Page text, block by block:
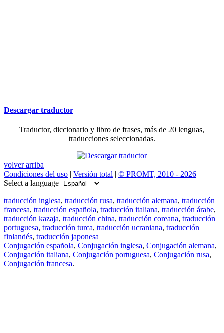
Descargar traductor
Traductor, diccionario y libro de frases, más de 20 lenguas,
traducciones seleccionadas.
volver arriba
Condiciones del uso | Versión total | © PROMT, 2010 - 2026
Select a language
traducción inglesa, traducción rusa, traducción alemana, traducción
francesa, traducción española, traducción italiana, traducción árabe,
traducción kazaja, traducción china, traducción coreana, traducción
portuguesa, traducción turca, traducción ucraniana, traducción
finlandés, traducción japonesa
Conjugación española, Conjugación inglesa, Conjugación alemana,
Conjugación italiana, Conjugación portuguesa, Conjugación rusa,
Conjugación francesa.